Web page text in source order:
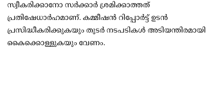
സ്വീകരിക്കാനോ സര്‍ക്കാര്‍ ശ്രമിക്കാത്തത്
പ്രതിഷേധാര്‍ഹമാണ്. കമ്മീഷന്‍ റിപ്പോര്‍ട്ട് ഉടന്‍
പ്രസിദ്ധീകരിക്കുകയും തുടര്‍ നടപടികള്‍ അടിയന്തിരമായി
കൈക്കൊള്ളുകയും വേണം.